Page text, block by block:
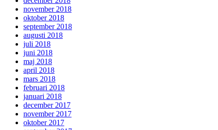
november 2018
oktober 2018
september 2018
augusti 2018
juli 2018
juni 2018
maj 2018
april 2018
mars 2018
februari 2018
januari 2018
december 2017
november 2017
oktober 2017